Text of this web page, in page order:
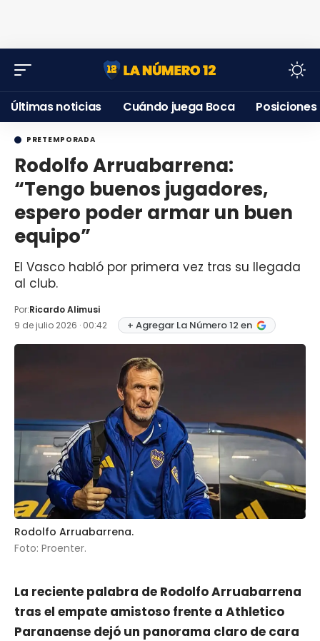
Últimas noticias Cuándo juega Boca Posiciones
PRETEMPORADA
Rodolfo Arruabarrena:
“Tengo buenos jugadores,
espero poder armar un buen
equipo”
El Vasco habló por primera vez tras su llegada
al club.
Por:Ricardo Alimusi
9 de julio 2026 · 00:42
+ Agregar La Número 12 en
Rodolfo Arruabarrena.
Foto: Proenter.
La reciente palabra de Rodolfo Arruabarrena
tras el empate amistoso frente a Athletico
Paranaense dejó un panorama claro de cara